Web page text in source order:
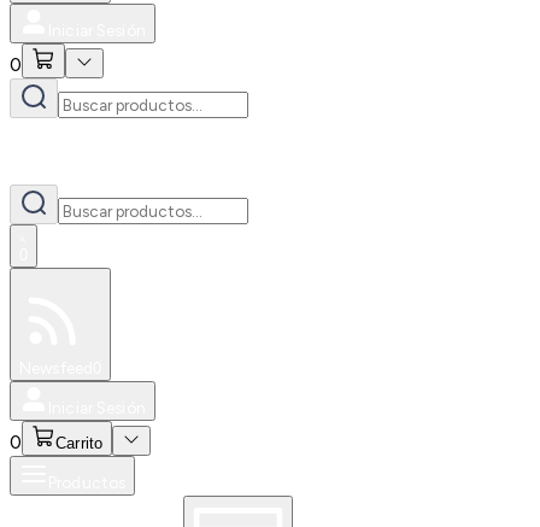
0
0 Carrito